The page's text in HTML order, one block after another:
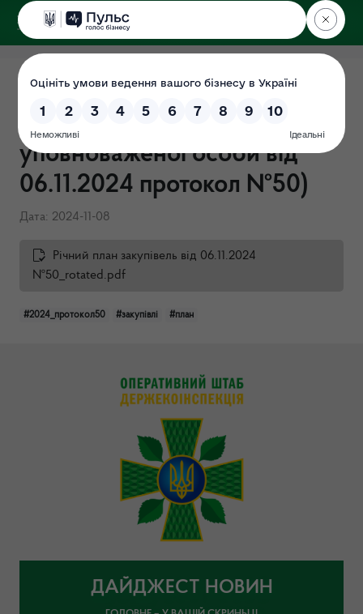
ДЕРЖЕКОІНСПЕКЦІЯ
Поліського округу
Річні плани закупівель на
2024 (затверджено в.о
уповноваженої особи від
06.11.2024 протокол №50)
Дата: 2024-11-08
Річний план закупівель від 06.11.2024
№50_rotated.pdf
#2024_протокол50 #закупівлі #план
ДАЙДЖЕСТ НОВИН